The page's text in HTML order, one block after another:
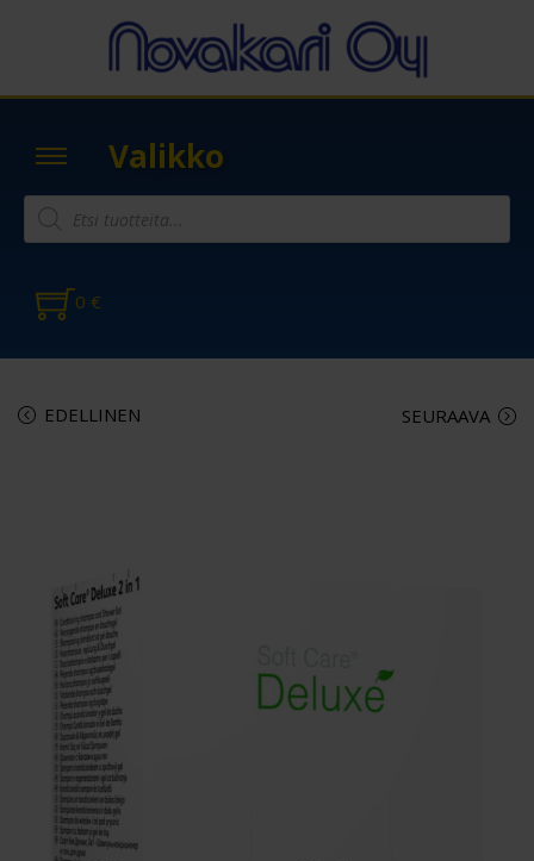
Valikko
0 €
EDELLINEN SEURAAVA